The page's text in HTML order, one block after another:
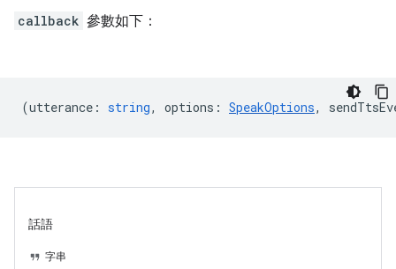
callback 參數如下：
(utterance : string, options : SpeakOptions,
話語
字串